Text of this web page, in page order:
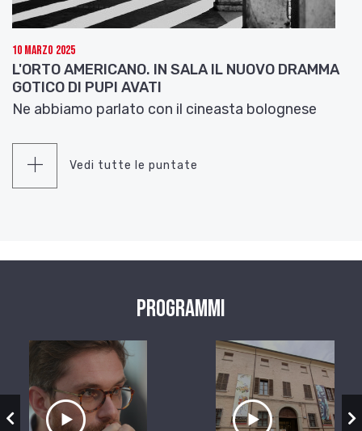
10 Marzo 2025
L'ORTO AMERICANO. IN SALA IL NUOVO DRAMMA
GOTICO DI PUPI AVATI
Ne abbiamo parlato con il cineasta bolognese
Vedi tutte le puntate
Programmi
Ascolta il servizio Ascolta il